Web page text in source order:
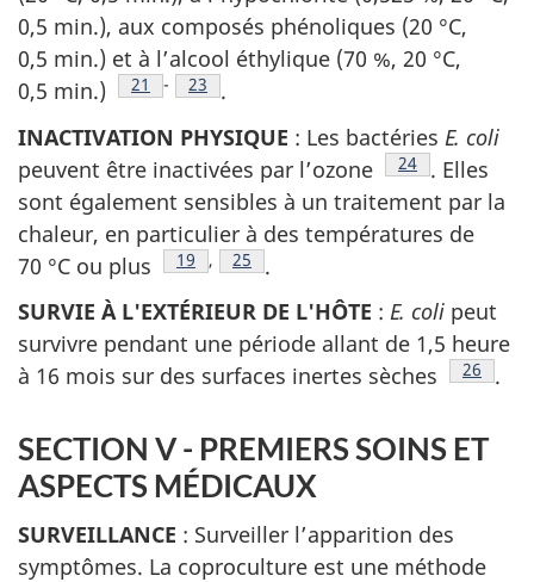
0,5 min.), aux composés phénoliques (20 °C,
0,5 min.) et à l’alcool éthylique (70 %, 20 °C,
0,5 min.)
Note de bas de page
21 - Note de bas de page
23
.
INACTIVATION PHYSIQUE : Les bactéries E. coli
peuvent être inactivées par l’ozone
Note de bas de
24
. Elles
sont également sensibles à un traitement par la
chaleur, en particulier à des températures de
70 °C ou plus
Note de bas de page
19 , Note de bas de page
25
.
SURVIE À L'EXTÉRIEUR DE L'HÔTE : E. coli peut
survivre pendant une période allant de 1,5 heure
à 16 mois sur des surfaces inertes sèches
Note de
26 .
SECTION V - PREMIERS SOINS ET
ASPECTS MÉDICAUX
SURVEILLANCE : Surveiller l’apparition des
symptômes. La coproculture est une méthode